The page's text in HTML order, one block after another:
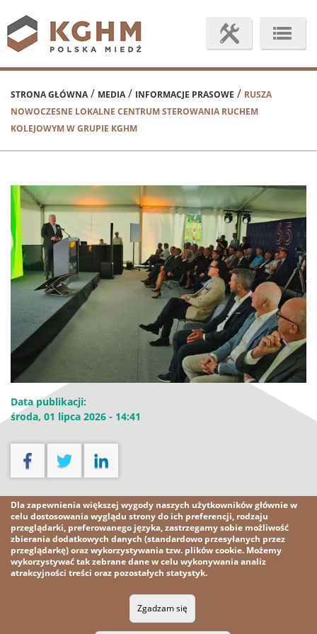
STRONA GŁÓWNA/ MEDIA/ INFORMACJE PRASOWE / RUSZA
NOWOCZESNE LOKALNE CENTRUM STEROWANIA RUCHEM
KOLEJOWYM W GRUPIE KGHM
Data publikacji:
środa, 01 lipca 2026 - 14:41
Pobierz
Pobierz plik [2,0 MB]
Wszelkie prawa zastrzeżone
Polityka prywatności
Dla zapewnienia większej wygody naszych użytkowników głównie w
celu dostosowania wyglądu strony do ich preferencji, rodzaju
przeglądarki, preferowanego języka, zastrzegamy sobie możliwość
zbierania dodatkowych danych (standardowo przesyłanych przez
przeglądarkę) oraz wykorzystywania tzw. plików cookie. Możemy
wykorzystywać tak zebrane dane w celu wykonywania analiz
atrakcyjności treści oraz pozostałych statystyk.
Zgadzam się